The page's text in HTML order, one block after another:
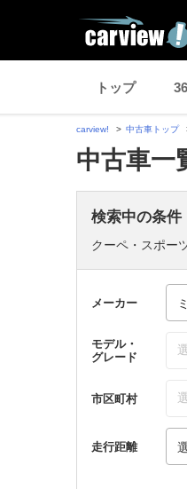
トップ
carview! 中古車トップ
中古車一
検索中の条件
クーペ・スポー
メーカー
モデル・
グレード
市区町村
走行距離